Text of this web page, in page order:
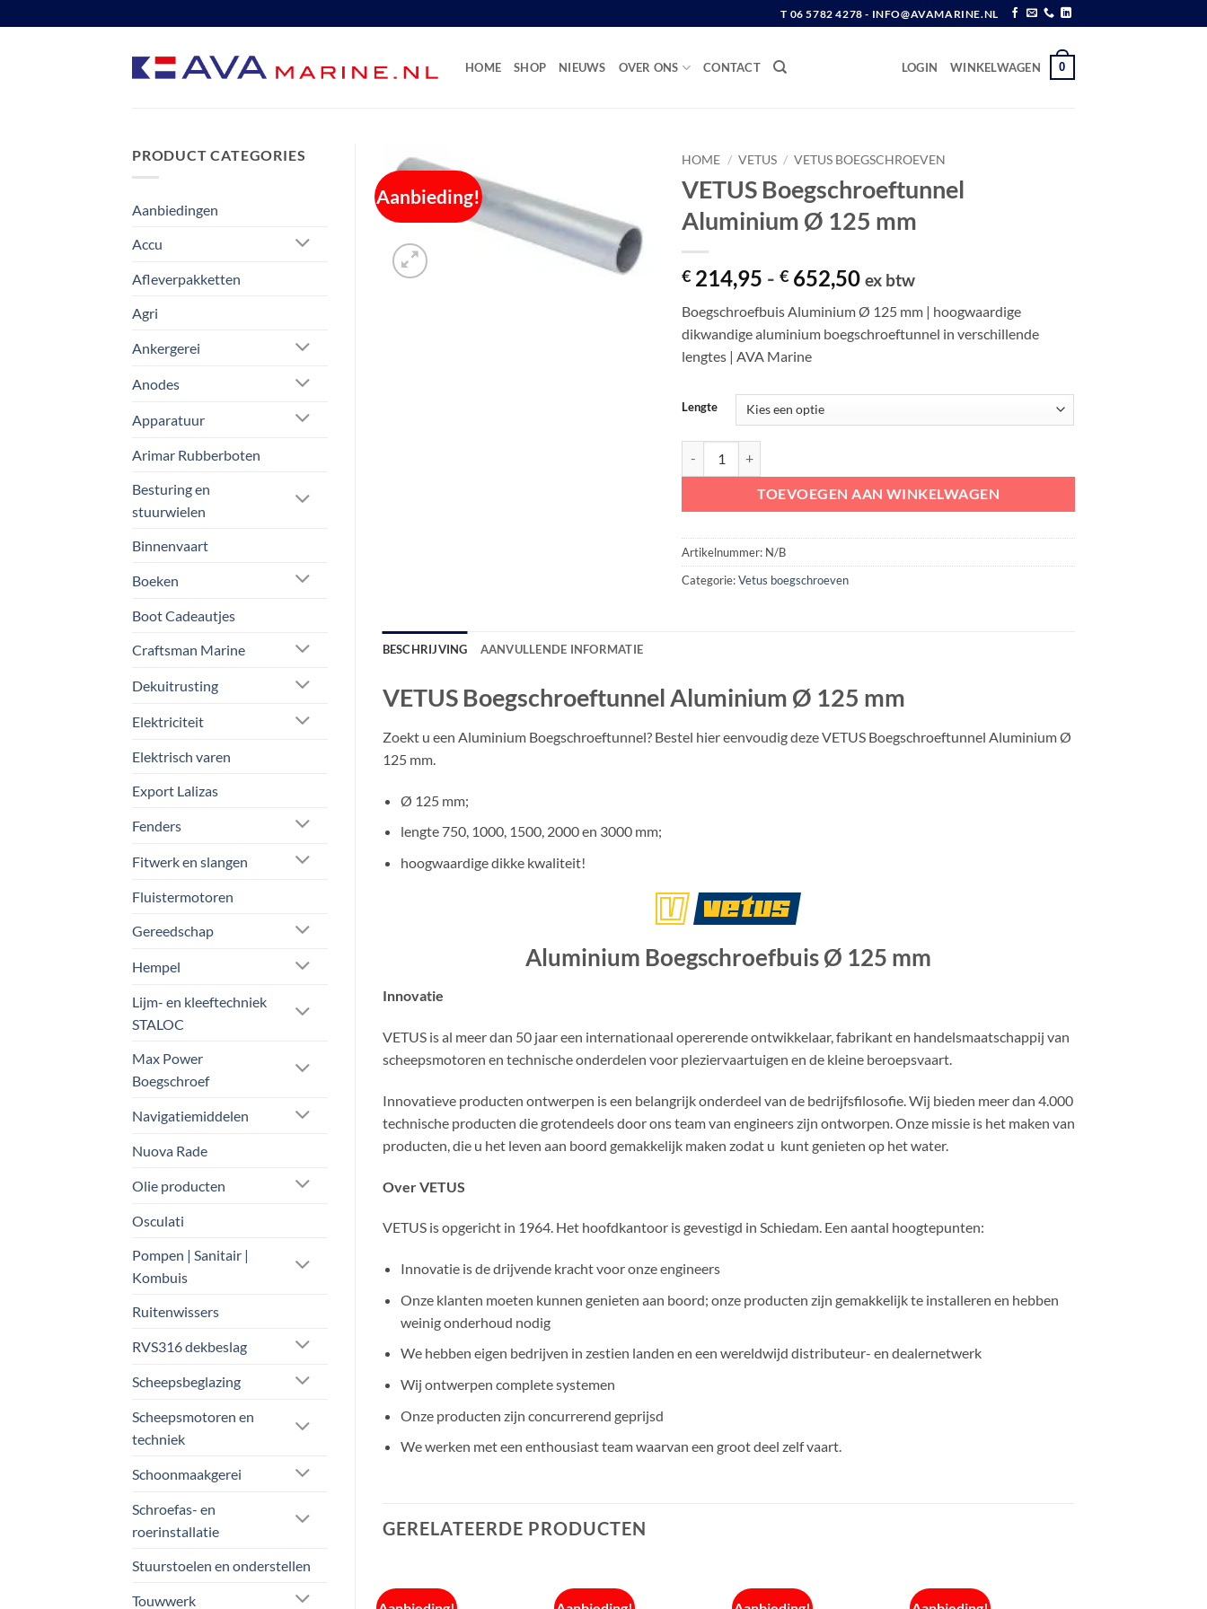
naar
T 06 5782 4278 - INFO@AVAMARINE.NL
HOME SHOP NIEUWS OVER ONS CONTACT LOGIN WINKELWAGEN 0
PRODUCT CATEGORIES
Aanbiedingen
Accu
Afleverpakketten
Agri
Ankergerei
Anodes
Apparatuur
Arimar Rubberboten
Besturing en
stuurwielen
Binnenvaart
Boeken
Boot Cadeautjes
Craftsman Marine
Dekuitrusting
Elektriciteit
Elektrisch varen
Export Lalizas
Fenders
Fitwerk en slangen
Fluistermotoren
Gereedschap
Hempel
Lijm- en kleeftechniek
STALOC
Max Power
Boegschroef
Navigatiemiddelen
Nuova Rade
Olie producten
Osculati
Pompen | Sanitair |
Kombuis
Ruitenwissers
RVS316 dekbeslag
Scheepsbeglazing
Scheepsmotoren en
techniek
Schoonmaakgerei
Schroefas- en
roerinstallatie
Stuurstoelen en onderstellen
Touwwerk
Aanbieding!
HOME / VETUS / VETUS BOEGSCHROEVEN
VETUS Boegschroeftunnel
Aluminium Ø 125 mm
€ 214,95 - € 652,50Prijsklasse:
tot
€ 652,50
ex btw
Boegschroefbuis Aluminium Ø 125 mm | hoogwaardige
dikwandige aluminium boegschroeftunnel in verschillende
lengtes | AVA Marine
Lengte
TOEVOEGEN AAN WINKELWAGEN
Artikelnummer: N/B
Categorie:Vetus boegschroeven
BESCHRIJVING AANVULLENDE INFORMATIE
VETUS Boegschroeftunnel Aluminium Ø 125 mm
Zoekt u een Aluminium Boegschroeftunnel? Bestel hier eenvoudig deze VETUS Boegschroeftunnel Aluminium Ø
125 mm.
Ø 125 mm;
lengte 750, 1000, 1500, 2000 en 3000 mm;
hoogwaardige dikke kwaliteit!
Aluminium Boegschroefbuis Ø 125 mm
Innovatie
VETUS is al meer dan 50 jaar een internationaal opererende ontwikkelaar, fabrikant en handelsmaatschappij van
scheepsmotoren en technische onderdelen voor pleziervaartuigen en de kleine beroepsvaart.
Innovatieve producten ontwerpen is een belangrijk onderdeel van de bedrijfsfilosofie. Wij bieden meer dan 4.000
technische producten die grotendeels door ons team van engineers zijn ontworpen. Onze missie is het maken van
producten, die u het leven aan boord gemakkelijk maken zodat u kunt genieten op het water.
Over VETUS
VETUS is opgericht in 1964. Het hoofdkantoor is gevestigd in Schiedam. Een aantal hoogtepunten:
Innovatie is de drijvende kracht voor onze engineers
Onze klanten moeten kunnen genieten aan boord; onze producten zijn gemakkelijk te installeren en hebben
weinig onderhoud nodig
We hebben eigen bedrijven in zestien landen en een wereldwijd distributeur- en dealernetwerk
Wij ontwerpen complete systemen
Onze producten zijn concurrerend geprijsd
We werken met een enthousiast team waarvan een groot deel zelf vaart.
GERELATEERDE PRODUCTEN